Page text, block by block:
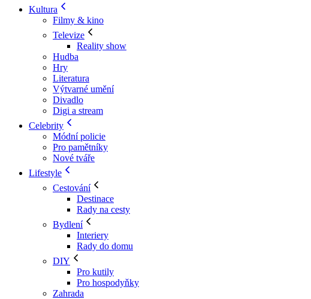
Kultura
Filmy & kino
Televize
Reality show
Hudba
Hry
Literatura
Výtvarné umění
Divadlo
Digi a stream
Celebrity
Módní policie
Pro pamětníky
Nové tváře
Lifestyle
Cestování
Destinace
Rady na cesty
Bydlení
Interiery
Rady do domu
DIY
Pro kutily
Pro hospodyňky
Zahrada